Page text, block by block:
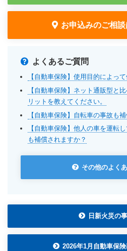
お申込みのご相
よくあるご質問
【自動車保険】使用目的によっ
【自動車保険】ネット通販型と
リットを教えてください。
【自動車保険】自転車の事故も
【自動車保険】他人の車を運転
も補償されますか？
その他のよく
日新火災の
2026年1月自動車保